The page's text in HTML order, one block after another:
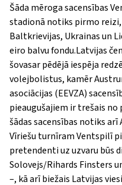
Šāda mēroga sacensības
stadionā notiks pirmo
Baltkrievijas, Ukrainas un
eiro balvu fondu.Latvijas
šovasar pēdējā iespēja
volejbolistus, kamēr
asociācijas (EEVZA)
pieaugušajiem ir trešais
šādas sacensības notiks
Vīriešu turnīram Ventspilī
pretendenti uz uzvaru būs
Solovejs/Rihards Finsters
–, kā arī biežais Latvijas